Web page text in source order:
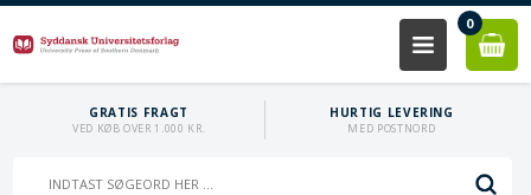
0
GRATIS FRAGT
VED KØB OVER 1.000 KR.
HURTIG LEVERING
MED POSTNORD